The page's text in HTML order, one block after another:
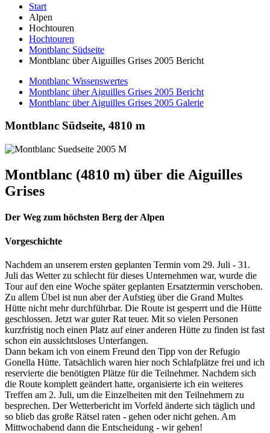
Start
Alpen
Hochtouren
Hochtouren
Montblanc Südseite
Montblanc über Aiguilles Grises 2005 Bericht
Montblanc Wissenswertes
Montblanc über Aiguilles Grises 2005 Bericht
Montblanc über Aiguilles Grises 2005 Galerie
Montblanc Südseite, 4810 m
Montblanc (4810 m) über die Aiguilles
Grises
Der Weg zum höchsten Berg der Alpen
Vorgeschichte
Nachdem an unserem ersten geplanten Termin vom 29. Juli - 31.
Juli das Wetter zu schlecht für dieses Unternehmen war, wurde die
Tour auf den eine Woche später geplanten Ersatztermin verschoben.
Zu allem Übel ist nun aber der Aufstieg über die Grand Multes
Hütte nicht mehr durchführbar. Die Route ist gesperrt und die Hütte
geschlossen. Jetzt war guter Rat teuer. Mit so vielen Personen
kurzfristig noch einen Platz auf einer anderen Hütte zu finden ist fast
schon ein aussichtsloses Unterfangen.
Dann bekam ich von einem Freund den Tipp von der Refugio
Gonella Hütte. Tatsächlich waren hier noch Schlafplätze frei und ich
reservierte die benötigten Plätze für die Teilnehmer. Nachdem sich
die Route komplett geändert hatte, organisierte ich ein weiteres
Treffen am 2. Juli, um die Einzelheiten mit den Teilnehmern zu
besprechen. Der Wetterbericht im Vorfeld änderte sich täglich und
so blieb das große Rätsel raten - gehen oder nicht gehen. Am
Mittwochabend dann die Entscheidung - wir gehen!